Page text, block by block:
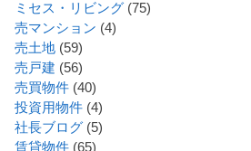
ミセス・リビング (75)
売マンション (4)
売土地 (59)
売戸建 (56)
売買物件 (40)
投資用物件 (4)
社長ブログ (5)
賃貸物件 (65)